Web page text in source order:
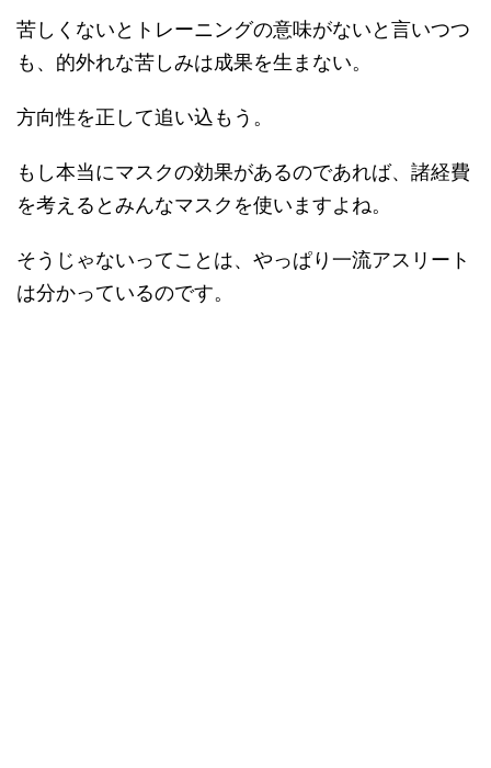
苦しくないとトレーニングの意味がないと言いつつ
も、的外れな苦しみは成果を生まない。
方向性を正して追い込もう。
もし本当にマスクの効果があるのであれば、諸経費
を考えるとみんなマスクを使いますよね。
そうじゃないってことは、やっぱり一流アスリート
は分かっているのです。